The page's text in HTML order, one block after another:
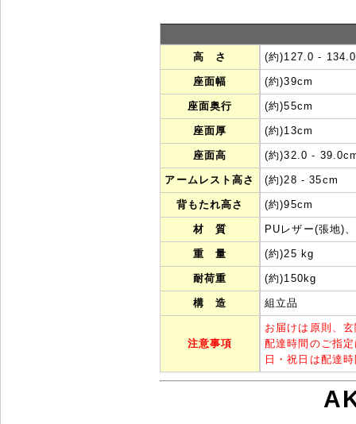
高 さ (約)127.0 -
座面幅 (約)39cm
座面奥行 (約)55cm
座面厚 (約)13cm
座面高 (約)32.0 -
アームレスト高さ (約)28 - 35cm
背もたれ高さ (約)95cm
材 質 PUレザー(張地)
重 量 (約)25 kg
耐荷重 (約)150kg
構 造 組立品
注意事項
お届けは原則、
配達時間のご指
日・祝日は配達